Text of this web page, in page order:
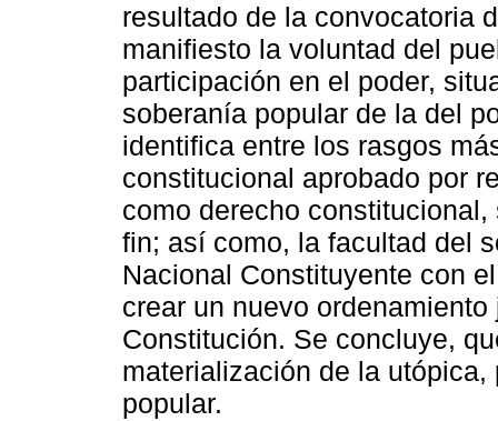
resultado de la convocatoria
manifiesto la voluntad del
participación en el poder,
soberanía popular de la del
identifica entre los rasgos
constitucional aprobado por
como derecho
fin; así como, la facultad del
Nacional Constituyente con
crear un nuevo
Constitución. Se concluye,
materialización de la
popular.